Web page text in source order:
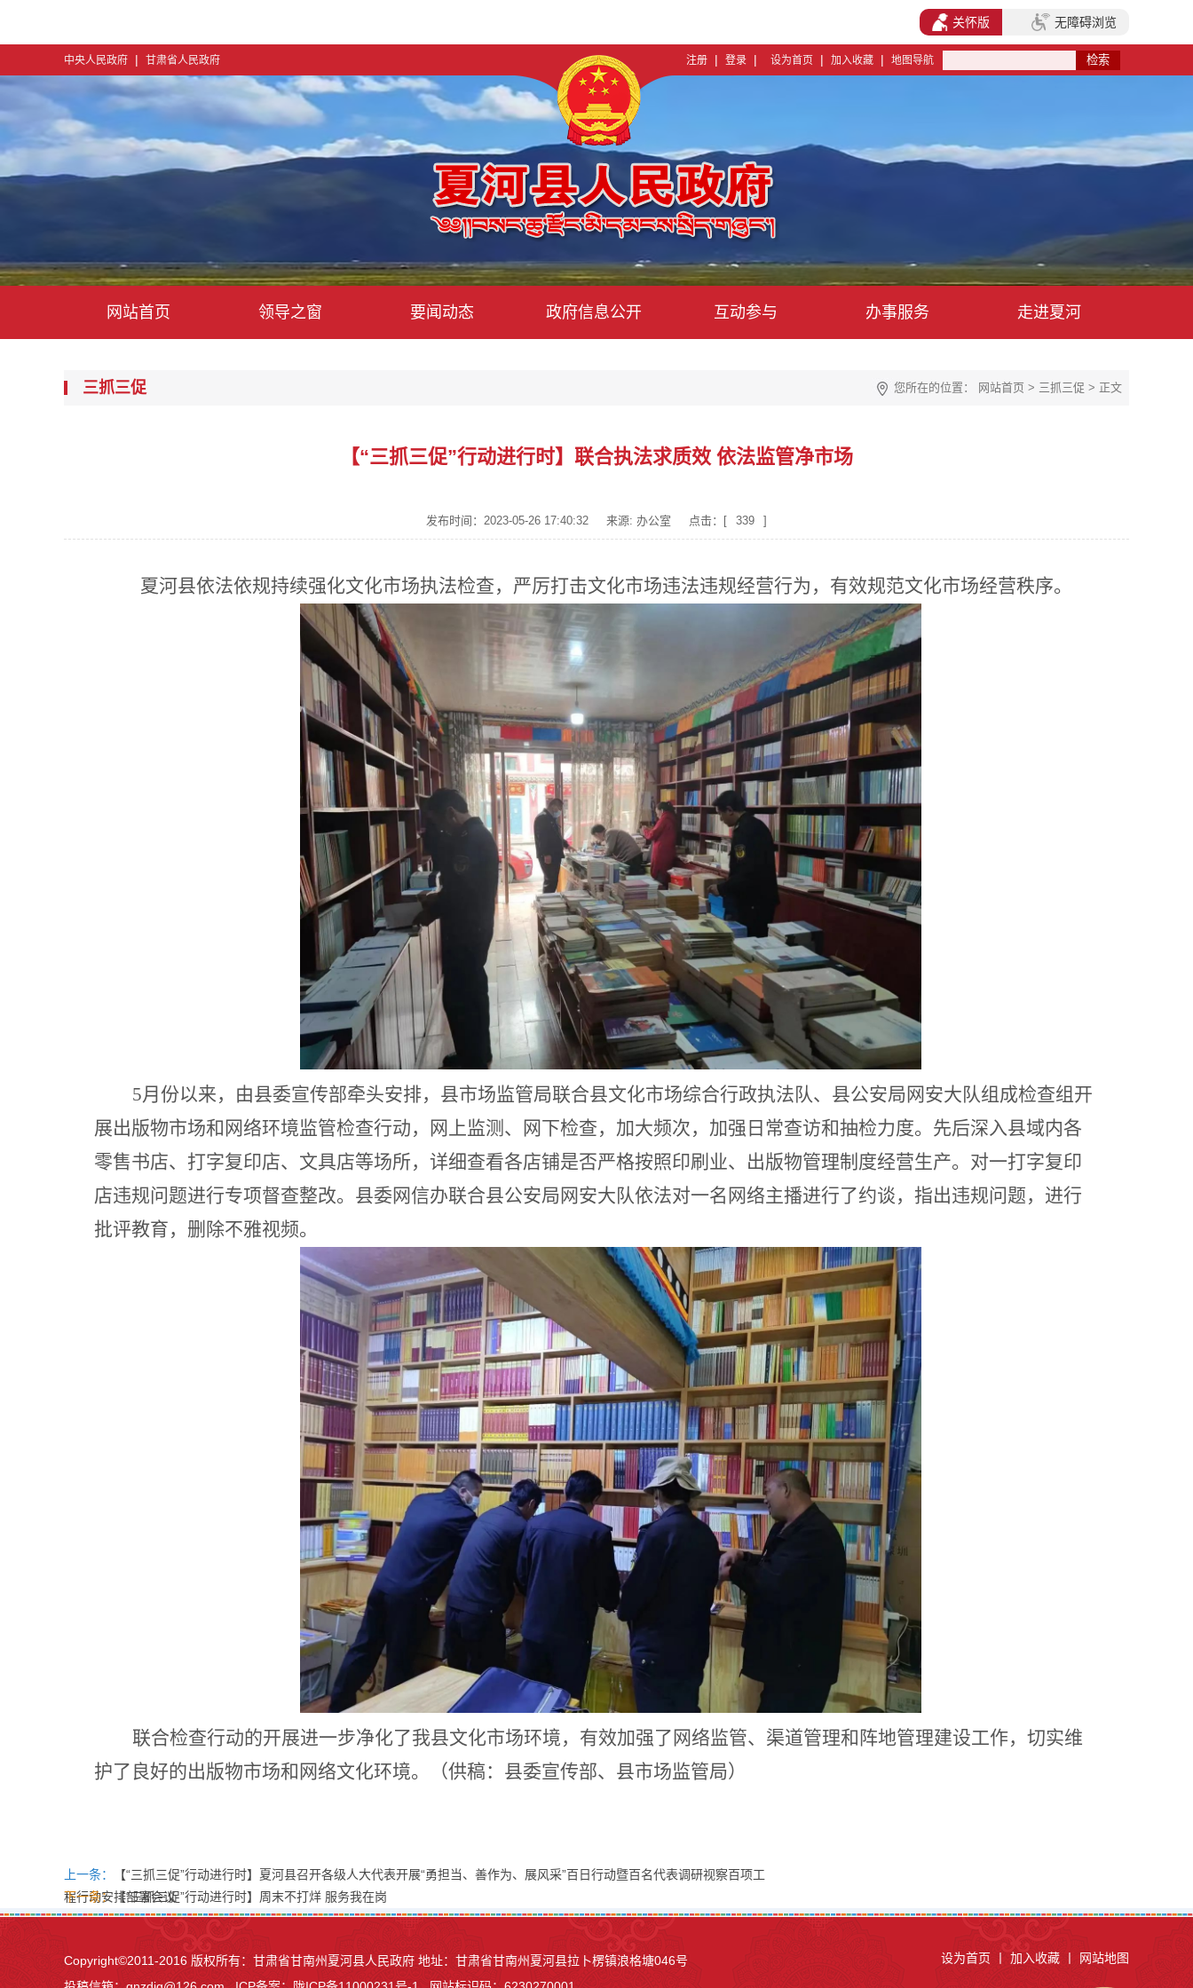
中央人民政府 | 甘肃省人民政府 注册 | 登录 | 设为首页 | 加入收藏 | 地图导航
网站首页 领导之窗 要闻动态 政府信息公开 互动参与 办事服务 走进夏河
三抓三促 您所在的位置： 网站首页 > 三抓三促 > 正文
【“三抓三促”行动进行时】联合执法求质效 依法监管净市场
发布时间：2023-05-26 17:40:32 来源: 办公室 点击：[ 339 ]
夏河县依法依规持续强化文化市场执法检查，严厉打击文化市场违法违规经营行为，有效规范文化市场经营秩序。
5月份以来，由县委宣传部牵头安排，县市场监管局联合县文化市场综合行政执法队、县公安局网安大队组成检查组开
展出版物市场和网络环境监管检查行动，网上监测、网下检查，加大频次，加强日常查访和抽检力度。 先后深入县域内各
零售书店、打字复印店、文具店等场所，详细查看各店铺是否严格按照印刷业、出版物管理制度经营生产。对一打字复印
店违规问题进行专项督查整改。县委网信办联合县公安局网安大队依法对一名网络主播进行了约谈，指出违规问题，进行
批评教育，删除不雅视频。
联合检查行动的开展进一步净化了我县文化市场环境，有效加强了网络监管、渠道管理和阵地管理建设工作，切实维
护了良好的出版物市场和网络文化环境。
（供稿：县委宣传部、县市场监管局）
上一条：
【“三抓三促”行动进行时】夏河县召开各级人大代表开展“勇担当、善作为、展风采”百日行动暨百名代表调研视察百项工
程行动安排部署会议
下一条：【“三抓三促”行动进行时】周末不打烊 服务我在岗
Copyright©2011-2016 版权所有：甘肃省甘南州夏河县人民政府 地址：甘肃省甘南州夏河县拉卜楞镇浪格塘046号
关怀版 无障碍浏览
设为首页丨 加入收藏 网站地图